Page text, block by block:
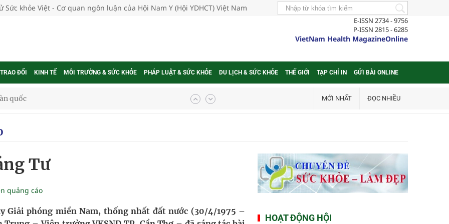
Sức khỏe Việt - Cơ quan ngôn luận của Hội Nam Y (Hội YDHCT) Việt Nam
E-ISSN 2734 - 9756
P-ISSN 2815 - 6285
VietNam Health MagazineOnline
ĐỔI KINH TẾ MÔI TRƯỜNG & SỨC KHỎE PHÁP LUẬT & SỨC KHỎE DU LỊCH & SỨC KHỎE THẾ GIỚI TẠP CHÍ IN GỬI BÀI ONLINE
mới của Việt Nam
lực cho môi trường và cộng đồng
bảo hiểm y tế nếu không đăng ký khám theo yêu
MỚI NHẤT ĐỌC NHIỀU
Tư
quảng cáo
Giải phóng miền Nam, thống nhất đất nước (30/4/1975 –
HOẠT ĐỘNG HỘI